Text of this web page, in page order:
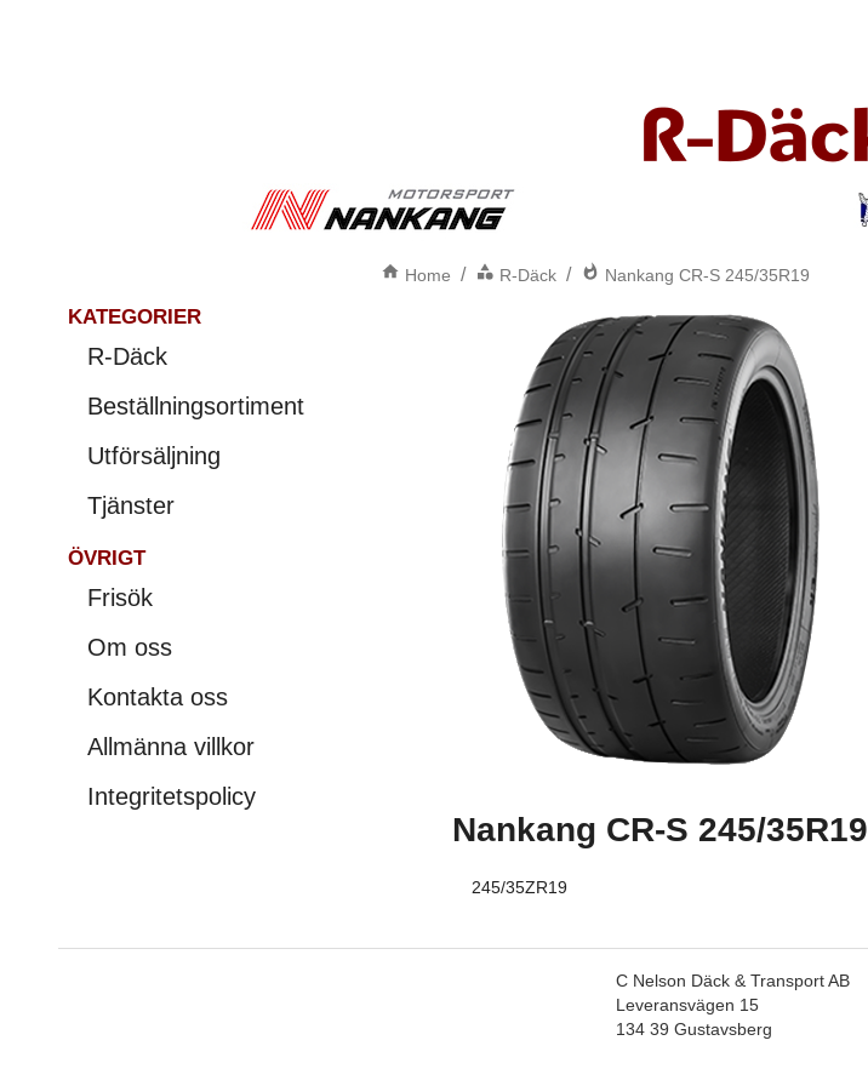
KATEGORIER
R-Däck
Beställningsortiment
Utförsäljning
Tjänster
ÖVRIGT
Frisök
Om oss
Kontakta oss
Allmänna villkor
Integritetspolicy
Home / R-Däck / Nankang CR-S 245/35R19
Nankang CR-S 245/35R19
245/35ZR19
C Nelson Däck & Transport AB
Leveransvägen 15
134 39 Gustavsberg